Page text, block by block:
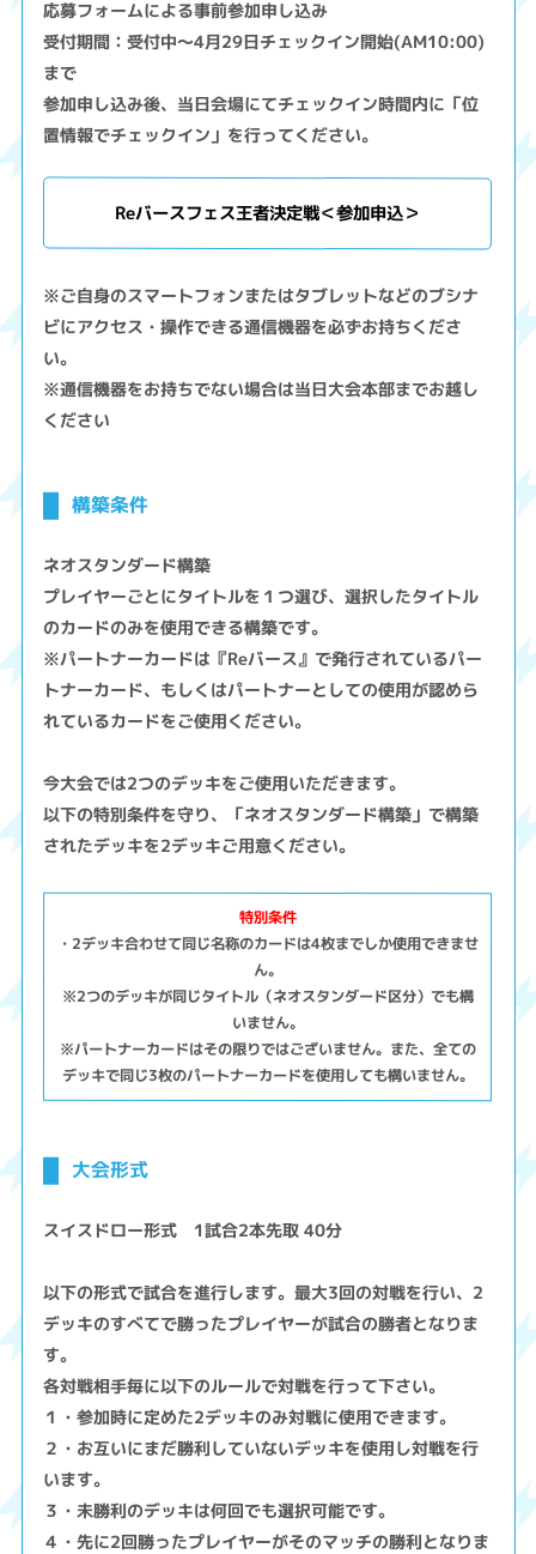
応募フォームによる事前参加申し込み
受付期間：受付中～4月29日チェックイン開始(AM10:00)
まで
参加申し込み後、当日会場にてチェックイン時間内に「位
置情報でチェックイン」を行ってください。
Reバースフェス王者決定戦＜参加申込＞
※ご自身のスマートフォンまたはタブレットなどのブシナ
ビにアクセス・操作できる通信機器を必ずお持ちくださ
い。
※通信機器をお持ちでない場合は当日大会本部までお越し
ください
構築条件
ネオスタンダード構築
プレイヤーごとにタイトルを１つ選び、選択したタイトル
のカードのみを使用できる構築です。
※パートナーカードは『Reバース』で発行されているパー
トナーカード、もしくはパートナーとしての使用が認めら
れているカードをご使用ください。
今大会では2つのデッキをご使用いただきます。
以下の特別条件を守り、「ネオスタンダード構築」で構築
されたデッキを2デッキご用意ください。
特別条件
・2デッキ合わせて同じ名称のカードは4枚までしか使用できませ
ん。
※2つのデッキが同じタイトル（ネオスタンダード区分）でも構
いません。
※パートナーカードはその限りではございません。また、全ての
デッキで同じ3枚のパートナーカードを使用しても構いません。
大会形式
スイスドロー形式 1試合2本先取 40分
以下の形式で試合を進行します。最大3回の対戦を行い、2
デッキのすべてで勝ったプレイヤーが試合の勝者となりま
す。
各対戦相手毎に以下のルールで対戦を行って下さい。
１・参加時に定めた2デッキのみ対戦に使用できます。
２・お互いにまだ勝利していないデッキを使用し対戦を行
います。
３・未勝利のデッキは何回でも選択可能です。
４・先に2回勝ったプレイヤーがそのマッチの勝利となりま